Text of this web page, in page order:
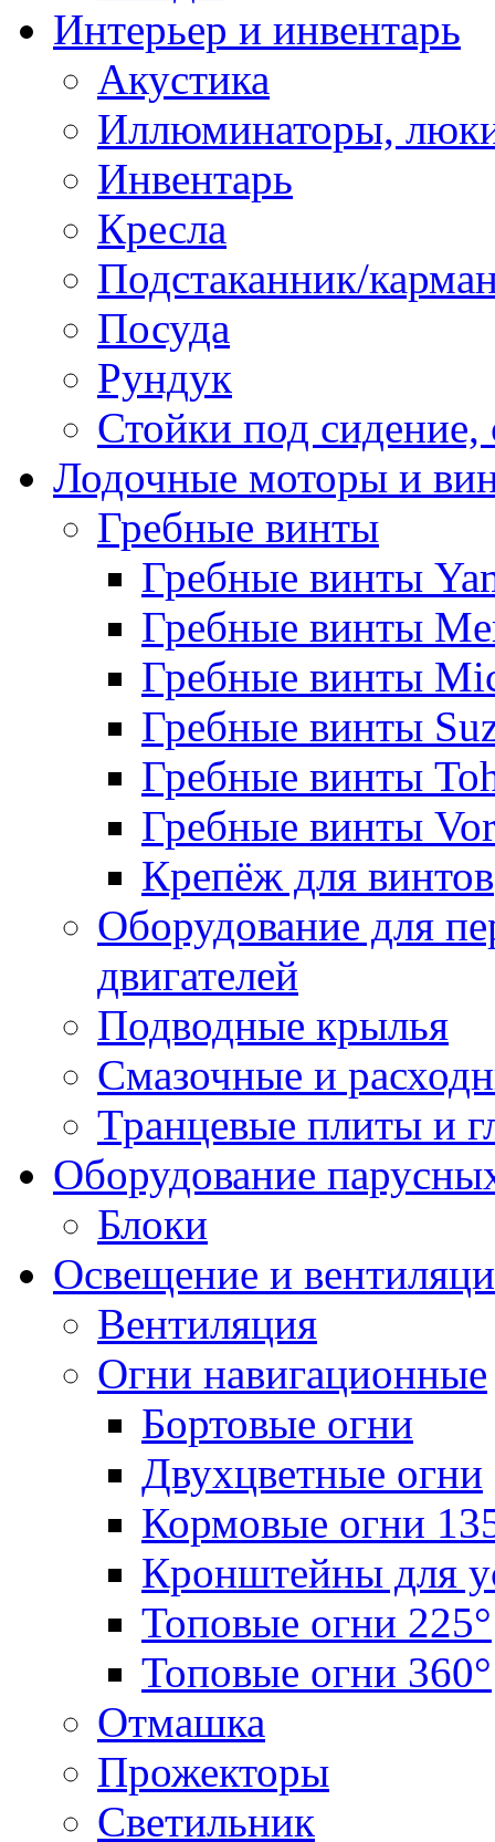
Интерьер и инвентарь
Акустика
Иллюминаторы,
Инвентарь
Кресла
Подстаканник/
Посуда
Рундук
Стойки под
Лодочные моторы и
Гребные винты
Гребные винты
Гребные винты
Гребные винты
Гребные винты
Гребные винты
Гребные винты
Крепёж для винтов
Оборудование для
двигателей
Подводные крылья
Смазочные и
Транцевые плиты и
Оборудование
Блоки
Освещение и
Вентиляция
Огни навигационные
Бортовые огни
Двухцветные огни
Кормовые огни
Кронштейны для
Топовые огни 225°
Топовые огни 360°
Отмашка
Прожекторы
Светильник